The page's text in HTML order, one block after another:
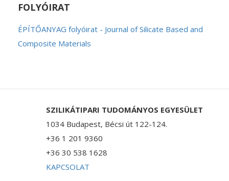
FOLYÓIRAT
ÉPÍTŐANYAG folyóirat - Journal of Silicate Based and
Composite Materials
SZILIKÁTIPARI TUDOMÁNYOS EGYESÜLET
1034 Budapest, Bécsi út 122-124.
+36 1 201 9360
+36 30 538 1628
KAPCSOLAT